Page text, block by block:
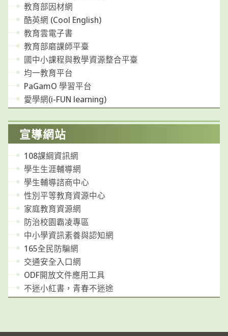
教育部因材網
酷英網 (Cool English)
教育雲電子書
教育部磨課師平臺
國中小課程與教學資源整合平臺
均一教育平台
PaGamO 學習平台
愛學網(i-FUN learning)
宣導網站
108課綱資訊網
學生生涯輔導網
學生輔導諮商中心
性別平等教育資源中心
家庭教育資源網
防治校園霸凌專區
中小學資訊素養與認知網
165全民防騙網
交通安全入口網
ODF開放文件應用工具
不迷小紅書，青春不迷途